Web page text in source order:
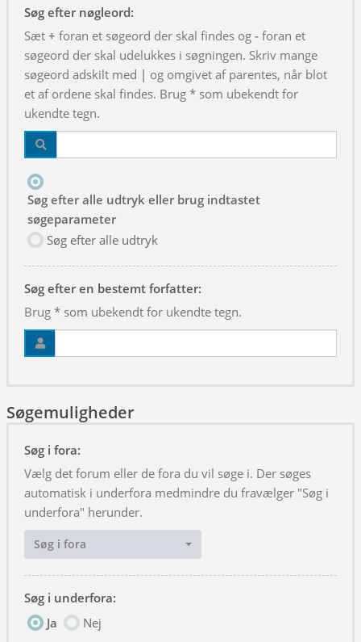
Søg efter nøgleord:
Sæt + foran et søgeord der skal findes og - foran et
søgeord der skal udelukkes i søgningen. Skriv mange
søgeord adskilt med | og omgivet af parentes, når blot
et af ordene skal findes. Brug * som ubekendt for
ukendte tegn.
Søg efter alle udtryk eller brug indtastet
søgeparameter
Søg efter alle udtryk
Søg efter en bestemt forfatter:
Brug * som ubekendt for ukendte tegn.
Søgemuligheder
Søg i fora:
Vælg det forum eller de fora du vil søge i. Der søges
automatisk i underfora medmindre du fravælger "Søg i
underfora" herunder.
Søg i fora
Søg i underfora:
Ja
Nej